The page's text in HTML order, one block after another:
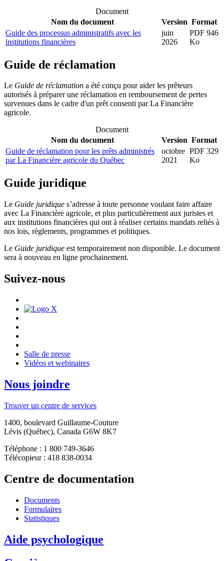
Document
Nom du document
Version Format
Guide des processus administratifs avec les
institutions financières
juin
2026
PDF 946
Ko
Guide de réclamation
Le Guide de réclamation a été conçu pour aider les prêteurs
autorisés à préparer une réclamation en remboursement de pertes
survenues dans le cadre d'un prêt consenti par La Financière
agricole.
Document
Nom du document
Version Format
Guide de réclamation pour les prêts administrés
par La Financière agricole du Québec
octobre
2021
PDF 329
Ko
Guide juridique
Le Guide juridique s’adresse à toute personne voulant faire affaire
avec La Financière agricole, et plus particulièrement aux juristes et
aux institutions financières qui ont à réaliser certains mandats reliés à
nos lois, règlements, programmes et politiques.
Le Guide juridique est temporairement non disponible. Le document
sera à nouveau en ligne prochainement.
Suivez-nous
Salle de presse
Vidéos et webinaires
Nous joindre
Trouver un centre de services
1400, boulevard Guillaume-Couture
Lévis (Québec), Canada G6W 8K7
Téléphone : 1 800 749-3646
Télécopieur : 418 838-0034
Centre de documentation
Documents
Formulaires
Statistiques
Aide psychologique